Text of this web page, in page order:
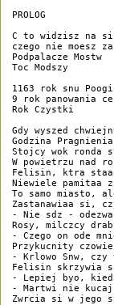
PROLOG
C to widzisz na
czego nie moesz
Podpalacze Mostw
Toc Modszy
1163 rok snu Poogi
9 rok panowania
Rok Czystki
Gdy wyszed
Godzina
Stojcy wok ronda
W powietrzu nad
Felisin, ktra staa
Niewiele pamitaa
To samo miasto,
Zastanawiaa si,
- Nie sdz -
Rosy, milczcy
- Czego on ode
Przykucnity
- Krlowo Snw,
Felisin skrzywia
- Lepiej byo,
- Martwi nie
Zwrcia si w jego